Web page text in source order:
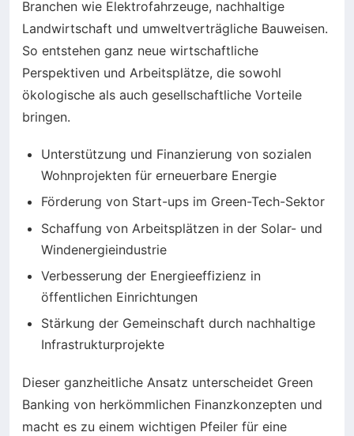
Branchen wie Elektrofahrzeuge, nachhaltige
Landwirtschaft und umweltverträgliche Bauweisen.
So entstehen ganz neue wirtschaftliche
Perspektiven und Arbeitsplätze, die sowohl
ökologische als auch gesellschaftliche Vorteile
bringen.
Unterstützung und Finanzierung von sozialen
Wohnprojekten für erneuerbare Energie
Förderung von Start-ups im Green-Tech-Sektor
Schaffung von Arbeitsplätzen in der Solar- und
Windenergieindustrie
Verbesserung der Energieeffizienz in
öffentlichen Einrichtungen
Stärkung der Gemeinschaft durch nachhaltige
Infrastrukturprojekte
Dieser ganzheitliche Ansatz unterscheidet Green
Banking von herkömmlichen Finanzkonzepten und
macht es zu einem wichtigen Pfeiler für eine